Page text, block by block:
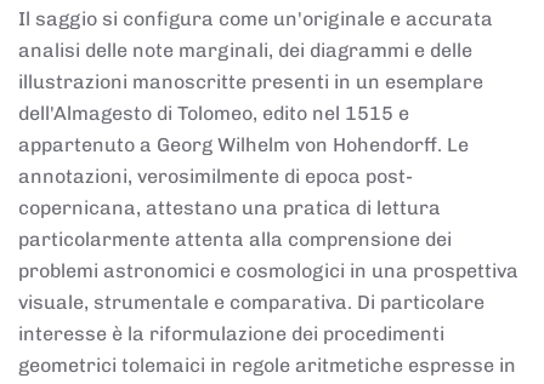
Il saggio si configura come un'originale e accurata
analisi delle note marginali, dei diagrammi e delle
illustrazioni manoscritte presenti in un esemplare
dell'Almagesto di Tolomeo, edito nel 1515 e
appartenuto a Georg Wilhelm von Hohendorff. Le
annotazioni, verosimilmente di epoca post-
copernicana, attestano una pratica di lettura
particolarmente attenta alla comprensione dei
problemi astronomici e cosmologici in una prospettiva
visuale, strumentale e comparativa. Di particolare
interesse è la riformulazione dei procedimenti
geometrici tolemaici in regole aritmetiche espresse in